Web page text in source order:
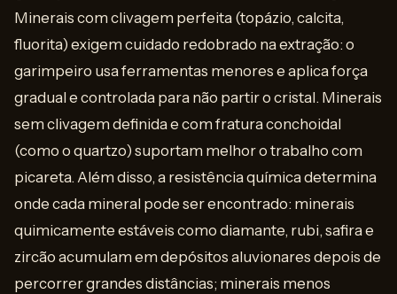
Minerais com clivagem perfeita (topázio, calcita,
fluorita) exigem cuidado redobrado na extração: o
garimpeiro usa ferramentas menores e aplica força
gradual e controlada para não partir o cristal. Minerais
sem clivagem definida e com fratura conchoidal
(como o quartzo) suportam melhor o trabalho com
picareta. Além disso, a resistência química determina
onde cada mineral pode ser encontrado: minerais
quimicamente estáveis como diamante, rubi, safira e
zircão acumulam em depósitos aluvionares depois de
percorrer grandes distâncias; minerais menos